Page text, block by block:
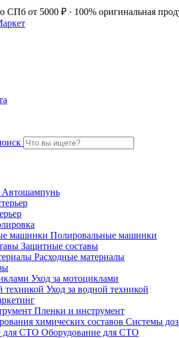
СПб от 5000 ₽ · 100% оригинальная
Автошампунь
Полировальные машинки
Защитные составы
Расходные материалы
Уход за мотоциклами
Уход за водной техникой
Пленки и инструмент
Системы
Оборудование для СТО